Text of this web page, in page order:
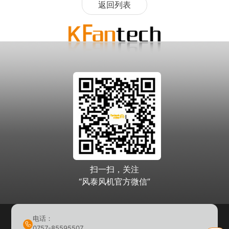
返回列表
扫一扫，关注
“风泰风机官方微信”
电话：